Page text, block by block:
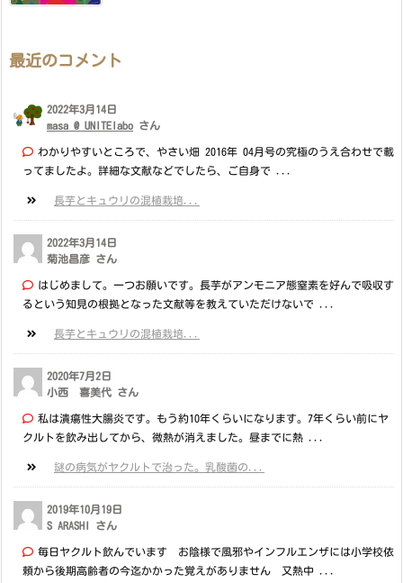
最近のコメント
2022年3月14日
masa @ UNITElabo さん
わかりやすいところで、やさい畑 2016年 04月号の究極のうえ合わせで載
ってましたよ。詳細な文献などでしたら、ご自身で ...
長芋とキュウリの混植栽培...
2022年3月14日
菊池昌彦 さん
はじめまして。一つお願いです。長芋がアンモニア態窒素を好んで吸収す
るという知見の根拠となった文献等を教えていただけないで ...
長芋とキュウリの混植栽培...
2020年7月2日
小西 喜美代 さん
私は潰瘍性大腸炎です。もう約10年くらいになります。7年くらい前にヤ
クルトを飲み出してから、微熱が消えました。昼までに熱 ...
謎の病気がヤクルトで治った。乳酸菌の...
2019年10月19日
S ARASHI さん
毎日ヤクルト飲んでいます お陰様で風邪やインフルエンザには小学校依
頼から後期高齢者の今迄かかった覚えがありません 又熱中 ...